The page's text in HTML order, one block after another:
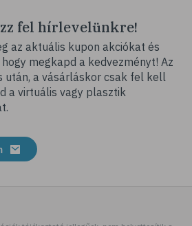
fel hírlevelünkre!
az aktuális kupon akciókat és
megkapd a kedvezményt! Az
után, a vásárláskor csak fel kell
a virtuális vagy plasztik